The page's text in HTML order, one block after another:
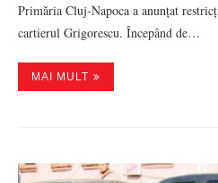
Primăria Cluj-Napoca a anunțat
cartierul Grigorescu. Începând de…
MAI MULT